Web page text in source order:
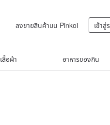
ลงขายสินค้าบน Pinkoi เข้าสู่
เสื้อผ้า อาหารของกิน